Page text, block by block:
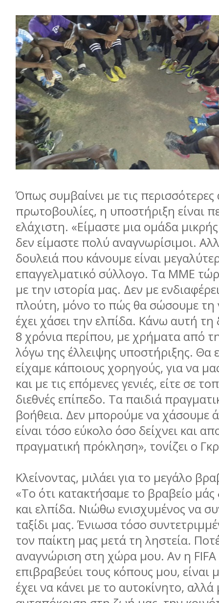
Όπως συμβαίνει με τις περισσότερες
πρωτοβουλίες, η υποστήριξη είναι
ελάχιστη. «Είμαστε μια ομάδα
δεν είμαστε πολύ αναγνωρίσιμοι.
δουλειά που κάνουμε είναι
επαγγελματικό σύλλογο. Τα ΜΜΕ
με την ιστορία μας. Δεν με
πλούτη, μόνο το πώς θα σώσουμε τη
έχει χάσει την ελπίδα. Κάνω αυτή τη
8 χρόνια περίπου, με χρήματα από
λόγω της έλλειψης υποστήριξης. Θα
είχαμε κάποιους χορηγούς, για να
και με τις επόμενες γενιές, είτε σε
διεθνές επίπεδο. Τα παιδιά
βοήθεια. Δεν μπορούμε να χάσουμε
είναι τόσο εύκολο όσο δείχνει και
πραγματική πρόκληση», τονίζει ο
Κλείνοντας, μιλάει για το μεγάλο
«Το ότι κατακτήσαμε το βραβείο μάς
και ελπίδα. Νιώθω ενισχυμένος να
ταξίδι μας. Ένιωσα τόσο
τον παίκτη μας μετά τη ληστεία.
αναγνώριση στη χώρα μου. Αν η FIFA
επιβραβεύει τους κόπους μου, είναι
έχει να κάνει με το αυτοκίνητο, αλλά